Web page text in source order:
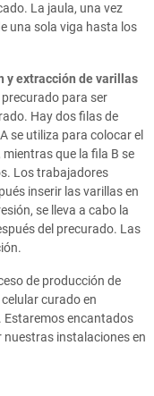
La jaula, una vez
una sola viga hasta los
y extracción de varillas
para ser
Hay dos filas de
se utiliza para colocar el
que la fila B se
Los trabajadores
inserir las varillas en
se lleva a cabo la
del precurado. Las
de producción de
curado en
encantados
instalaciones en